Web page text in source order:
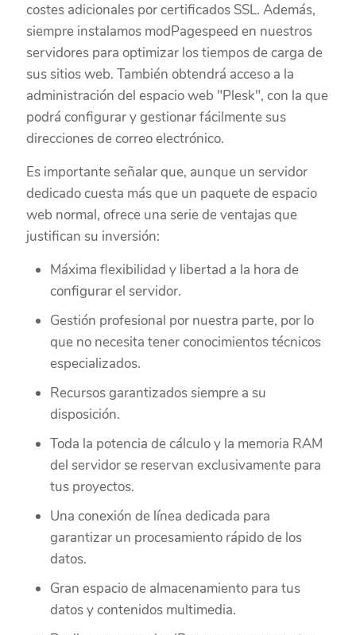
costes adicionales por certificados SSL. Además,
siempre instalamos modPagespeed en nuestros
servidores para optimizar los tiempos de carga de
sus sitios web. También obtendrá acceso a la
administración del espacio web "Plesk", con la que
podrá configurar y gestionar fácilmente sus
direcciones de correo electrónico.
Es importante señalar que, aunque un servidor
dedicado cuesta más que un paquete de espacio
web normal, ofrece una serie de ventajas que
justifican su inversión:
Máxima flexibilidad y libertad a la hora de
configurar el servidor.
Gestión profesional por nuestra parte, por lo
que no necesita tener conocimientos técnicos
especializados.
Recursos garantizados siempre a su
disposición.
Toda la potencia de cálculo y la memoria RAM
del servidor se reservan exclusivamente para
tus proyectos.
Una conexión de línea dedicada para
garantizar un procesamiento rápido de los
datos.
Gran espacio de almacenamiento para tus
datos y contenidos multimedia.